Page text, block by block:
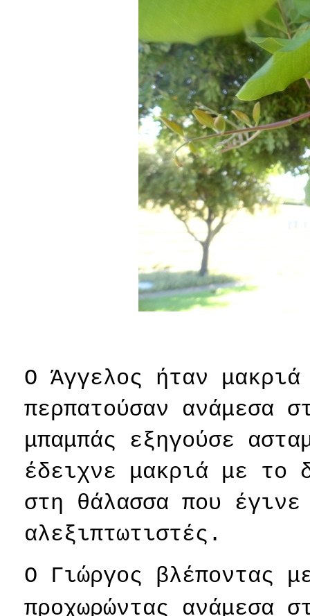
Ο Άγγελος ήταν
περπατούσαν ανάμεσα
μπαμπάς εξηγούσε
έδειχνε μακριά με το
στη θάλασσα που
αλεξιπτωτιστές.
Ο Γιώργος βλέποντας
προχωρώντας ανάμεσα